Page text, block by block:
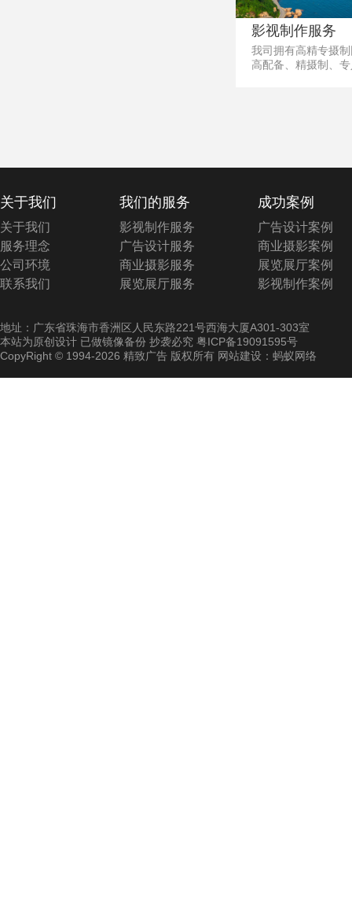
影视制作服务
我司拥有高精专摄
高配备、精摄制、
关于我们
关于我们
服务理念
公司环境
联系我们
我们的服务
影视制作服务
广告设计服务
商业摄影服务
展览展厅服务
成功案例
广告设计案例
商业摄影案例
展览展厅案例
影视制作案例
地址：广东省珠海市香洲区人民东路221号西海大厦A301-303室
本站为原创设计 已做镜像备份 抄袭必究 粤ICP备19091595号
CopyRight © 1994-2026 精致广告 版权所有 网站建设：蚂蚁网络